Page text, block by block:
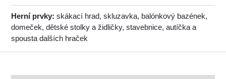
Herní prvky: skákací hrad, skluzavka, balónkový bazének,
domeček, dětské stolky a židličky, stavebnice, autíčka a
spousta dalších hraček